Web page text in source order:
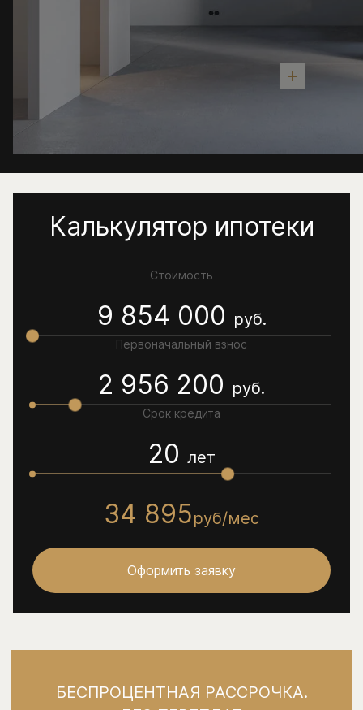
Калькулятор ипотеки
Стоимость
9 854 000 руб.
Первоначальный взнос
2 956 200 руб.
Срок кредита
20 лет
34 895руб/мес
Оформить заявку
БЕСПРОЦЕНТНАЯ РАССРОЧКА.